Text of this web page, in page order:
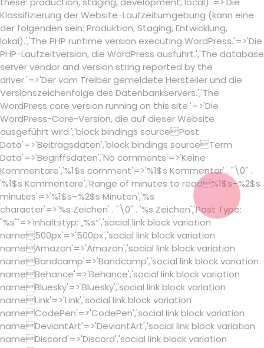
Klassifizierung der Website-Laufzeitumgebung (kann eine
der folgenden sein: Produktion, Staging, Entwicklung,
lokal).','The PHP runtime version executing WordPress.'=>'Die
PHP-Laufzeitversion, die WordPress ausführt.','The database
server vendor and version string reported by the
driver.'=>'Der vom Treiber gemeldete Hersteller und die
Versionszeichenfolge des Datenbankservers.','The
WordPress core version running on this site.'=>'Die
WordPress-Core-Version, die auf dieser Website
ausgeführt wird.','block bindings sourcePost
Data'=>'Beitragsdaten','block bindings sourceTerm
Data'=>'Begriffsdaten','No commentson
%s
'=>'Keine
Kommentarezu
%s
','%1$s commenton
%2$s
'=>'%1$s Kommentarzu
%2$s
' . "\0" .
'%1$s Kommentarezu
%2$s
','Range of minutes to read%1$s–%2$s
minutes'=>'%1$s–%2$s Minuten','%s
character'=>'%s Zeichen' . "\0" . '%s Zeichen','Post Type:
"%s"'=>'Inhaltstyp: „%s“','social link block variation
name500px'=>'500px','social link block variation
nameAmazon'=>'Amazon','social link block variation
nameBandcamp'=>'Bandcamp','social link block variation
nameBehance'=>'Behance','social link block variation
nameBluesky'=>'Bluesky','social link block variation
nameLink'=>'Link','social link block variation
nameCodePen'=>'CodePen','social link block variation
nameDeviantArt'=>'DeviantArt','social link block variation
nameDiscord'=>'Discord','social link block variation